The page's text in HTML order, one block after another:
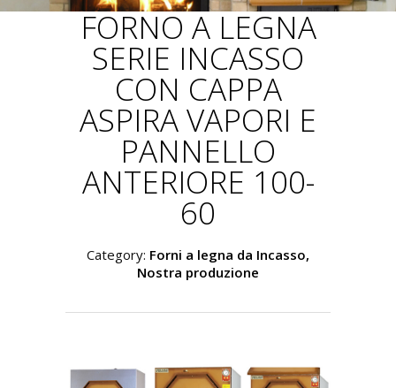
FORNO A LEGNA
SERIE INCASSO
CON CAPPA
ASPIRA VAPORI E
PANNELLO
ANTERIORE 100-
60
Category: Forni a legna da Incasso,
Nostra produzione